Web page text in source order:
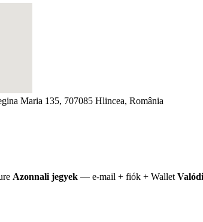
Maria 135, 707085 Hlincea, România
Azonnali jegyek — e-mail + fiók + Wallet